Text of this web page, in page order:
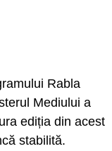
Rabla
Mediului a
ediția din acest
stabilită.